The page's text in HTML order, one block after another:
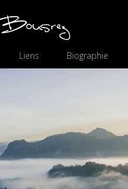
Liens Biographie